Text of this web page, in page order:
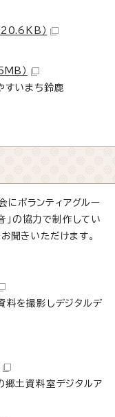
）
）
いまち鈴鹿
にボランティアグルー
」の協力で制作してい
聞きいただけます。
料を撮影しデジタルデ
土資料室デジタルア